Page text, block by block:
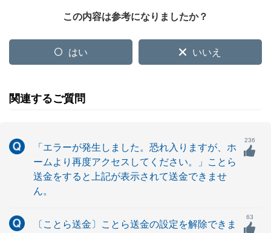
この内容は参考になりましたか？
はい いいえ
関連するご質問
「エラーが発生しました。恐れ入りますが、ホ
ームより再度アクセスしてください。」ことら
送金をすると上記が表示されて送金できませ
ん。
236
〔ことら送金〕ことら送金の設定を解除できま
63